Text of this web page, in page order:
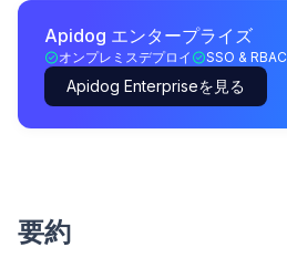
Apidog エンタープライズ
オンプレミスデプロイ SSO & RBAC
Apidog Enterpriseを見る
要約